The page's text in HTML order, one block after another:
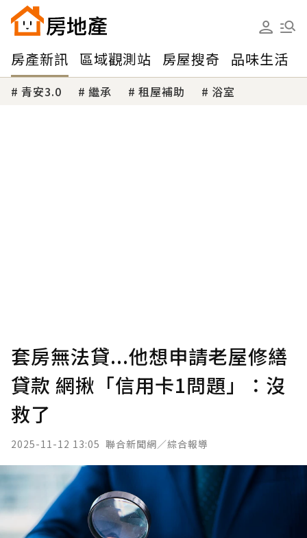
房產新訊 區域觀測站 房屋搜奇 品味生活
青安3.0 繼承 租屋補助 浴室
套房無法貸...他想申請老屋修繕
貸款 網揪「信用卡1問題」：沒
救了
2025-11-12 13:05 聯合新聞網／綜合報導